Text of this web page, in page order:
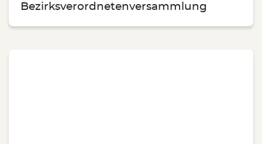
Bezirksverordnetenversammlung